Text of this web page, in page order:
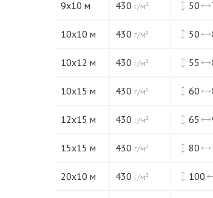
9х10 м 430 г/м² 50
10х10 м 430 г/м² 50
10х12 м 430 г/м² 55
10х15 м 430 г/м² 60
12х15 м 430 г/м² 65
15х15 м 430 г/м² 80
20х10 м 430 г/м² 100